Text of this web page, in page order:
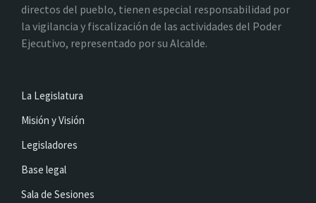
directos del pueblo, tienen especial responsabilidad por
la vigilancia y fiscalización de las actividades del Poder
Ejecutivo, representado por su Alcalde.
La Legislatura
Misión y Visión
Legisladores
Base legal
Sala de Sesiones